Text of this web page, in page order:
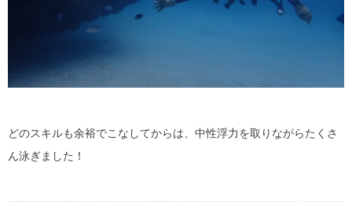
どのスキルも余裕でこなしてからは、中性浮力を取りながらたくさ
ん泳ぎました！